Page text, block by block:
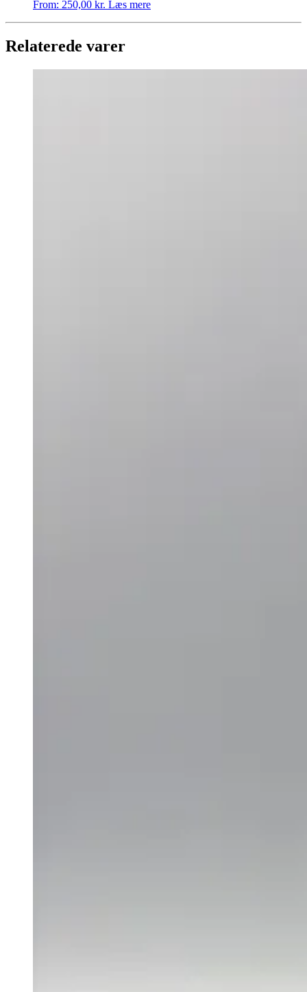
From: 250,00 kr. Læs mere
Relaterede varer